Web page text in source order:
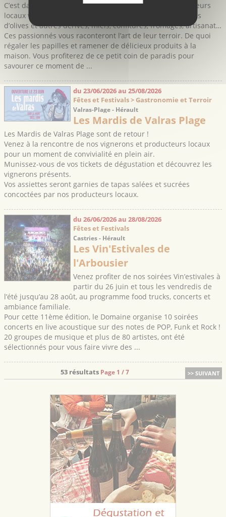
C’est dans un cadre naturel et préservé que des producteurs
locaux vous feront découvrir leurs coquillages, vins, huiles
d’olives et autres dérivés, miels, confitures, fromages, artisanat…
Ces passionnés vous raconteront l’art de leur terroir. De quoi
régaler les papilles et ramener de délicieux produits à la
maison. Vous profiterez de ce petit coin de paradis pour
savourer ce moment de ...
du 23/06/2026 au 25/08/2026
Fêtes et Festivals > Gastronomie et Terroir
Valras-Plage - Hérault
Les Mardis de Valras Plage
Les Mardis de Valras Plage sont de retour !
Venez à la rencontre de nos vignerons et producteurs locaux
pour un moment de convivialité en plein air.
Munissez-vous de vos tickets de dégustation et découvrez les
vignerons présents.
Vos assiettes seront garnies de tapas salées et sucrées
concoctées par nos producteurs locaux.
du 26/06/2026 au 28/08/2026
Fêtes et Festivals
Castries - Hérault
Les Vin'Estivales de
l'Arbousier
Venez profiter de nos soirées Vin’estivales à
partir du 26 juin et tous les vendredis de
l’été jusqu’au 28 août, au programme food trucks, concerts et
ambiance familiale.
Pour cette 11ème édition, le Domaine organise 10 soirées
concerts en live acoustique sur des notes de POP, Funk et Rock !
20 groupes de musique et plus de 80 artistes, ont été
sélectionnés pour vous faire vivre des ...
>> SUIVANT
53 résultats Page 1 / 7